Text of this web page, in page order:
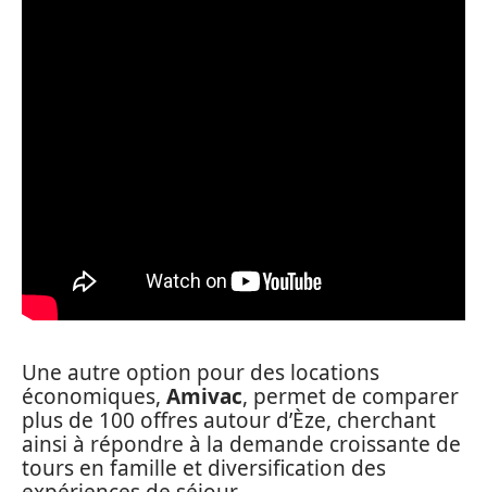
Une autre option pour des locations
économiques, Amivac, permet de comparer
plus de 100 offres autour d’Èze, cherchant
ainsi à répondre à la demande croissante de
tours en famille et diversification des